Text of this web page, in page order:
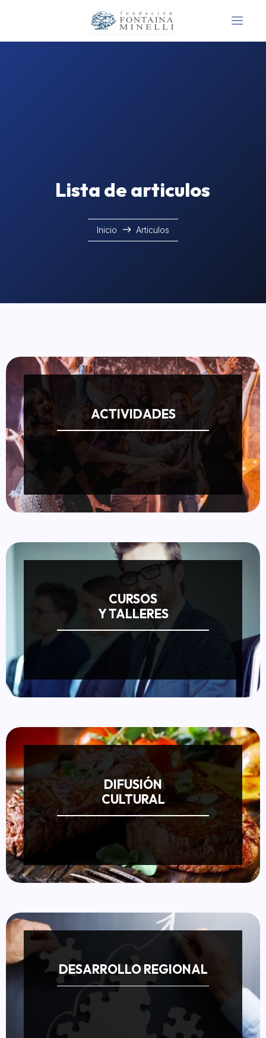
Lista de articulos
Inicio Articulos
ACTIVIDADES
CURSOS
Y TALLERES
DIFUSIÓN
CULTURAL
DESARROLLO REGIONAL